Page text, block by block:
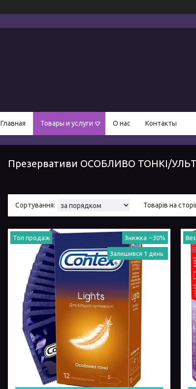
Главная Товары и услуги О нас Контакты
Презервативи ОСОБЛИВО ТОНКІ/
Топ продаж –30%
Залишився 1 день